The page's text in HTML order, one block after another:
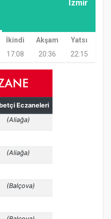
İzmir
İkindi Akşam
Yatsı
17:08 20:36 22:15